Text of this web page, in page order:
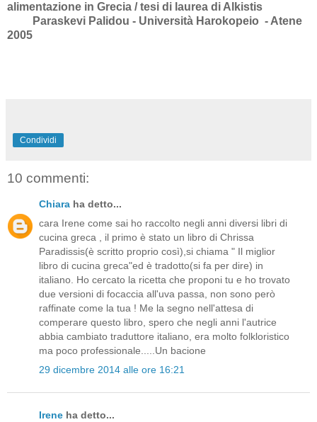
alimentazione in Grecia / tesi di laurea di Alkistis
Paraskevi Palidou - Università Harokopeio - Atene
2005
Condividi
10 commenti:
Chiara ha detto...
cara Irene come sai ho raccolto negli anni diversi libri di
cucina greca , il primo è stato un libro di Chrissa
Paradissis(è scritto proprio così),si chiama " Il miglior
libro di cucina greca"ed è tradotto(si fa per dire) in
italiano. Ho cercato la ricetta che proponi tu e ho trovato
due versioni di focaccia all'uva passa, non sono però
raffinate come la tua ! Me la segno nell'attesa di
comperare questo libro, spero che negli anni l'autrice
abbia cambiato traduttore italiano, era molto folkloristico
ma poco professionale.....Un bacione
29 dicembre 2014 alle ore 16:21
Irene ha detto...